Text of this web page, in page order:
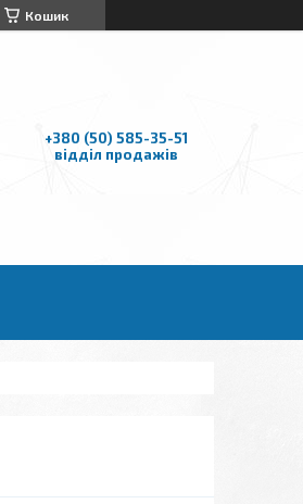
Кошик
+380 (50) 585-35-51
відділ продажів